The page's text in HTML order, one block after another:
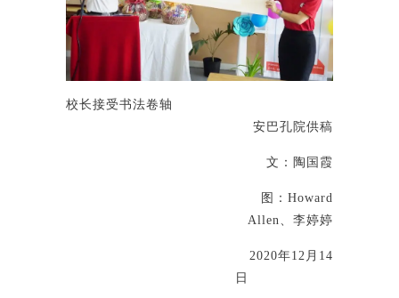
校长接受书法卷轴
安巴孔院供稿
文：陶国霞
图：Howard
Allen、李婷婷
2020年12月14
日